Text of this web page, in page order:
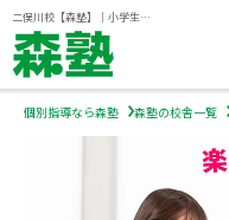
二俣川校【森塾】｜小学生・中学生・高校生の個別指導塾・学習塾
小学生の個別指導
個別指導なら森塾 森塾の校舎一覧